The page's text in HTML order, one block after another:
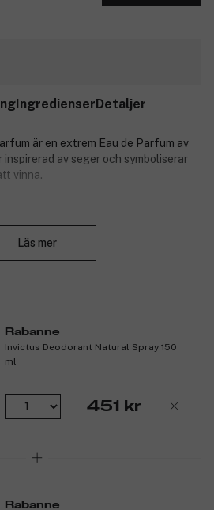
IngredienserDetaljer
är en extrem Eau de Parfum av
av seger och symboliserar
vinna.
rosépeppar
lavendel
och ambra
Läs mer
Rabanne
Invictus Deodorant Natural Spray 150
ml
451 kr
Rabanne